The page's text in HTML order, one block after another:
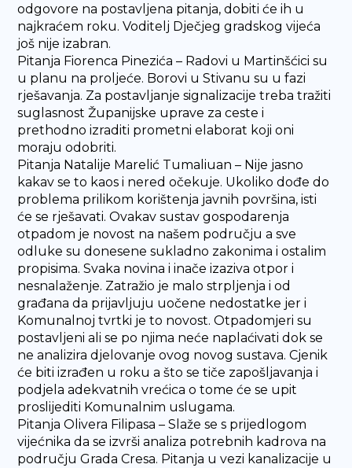
odgovore na postavljena pitanja, dobiti će ih u
najkraćem roku. Voditelj Dječjeg gradskog vijeća
još nije izabran.
Pitanja Fiorenca Pinezića – Radovi u Martinšćici su
u planu na proljeće. Borovi u Stivanu su u fazi
rješavanja. Za postavljanje signalizacije treba tražiti
suglasnost Županijske uprave za ceste i
prethodno izraditi prometni elaborat koji oni
moraju odobriti.
Pitanja Natalije Marelić Tumaliuan – Nije jasno
kakav se to kaos i nered očekuje. Ukoliko dođe do
problema prilikom korištenja javnih površina, isti
će se rješavati. Ovakav sustav gospodarenja
otpadom je novost na našem području a sve
odluke su donesene sukladno zakonima i ostalim
propisima. Svaka novina i inače izaziva otpor i
nesnalaženje. Zatražio je malo strpljenja i od
građana da prijavljuju uočene nedostatke jer i
Komunalnoj tvrtki je to novost. Otpadomjeri su
postavljeni ali se po njima neće naplaćivati dok se
ne analizira djelovanje ovog novog sustava. Cjenik
će biti izrađen u roku a što se tiče zapošljavanja i
podjela adekvatnih vrećica o tome će se upit
proslijediti Komunalnim uslugama.
Pitanja Olivera Filipasa – Slaže se s prijedlogom
vijećnika da se izvrši analiza potrebnih kadrova na
području Grada Cresa. Pitanja u vezi kanalizacije u